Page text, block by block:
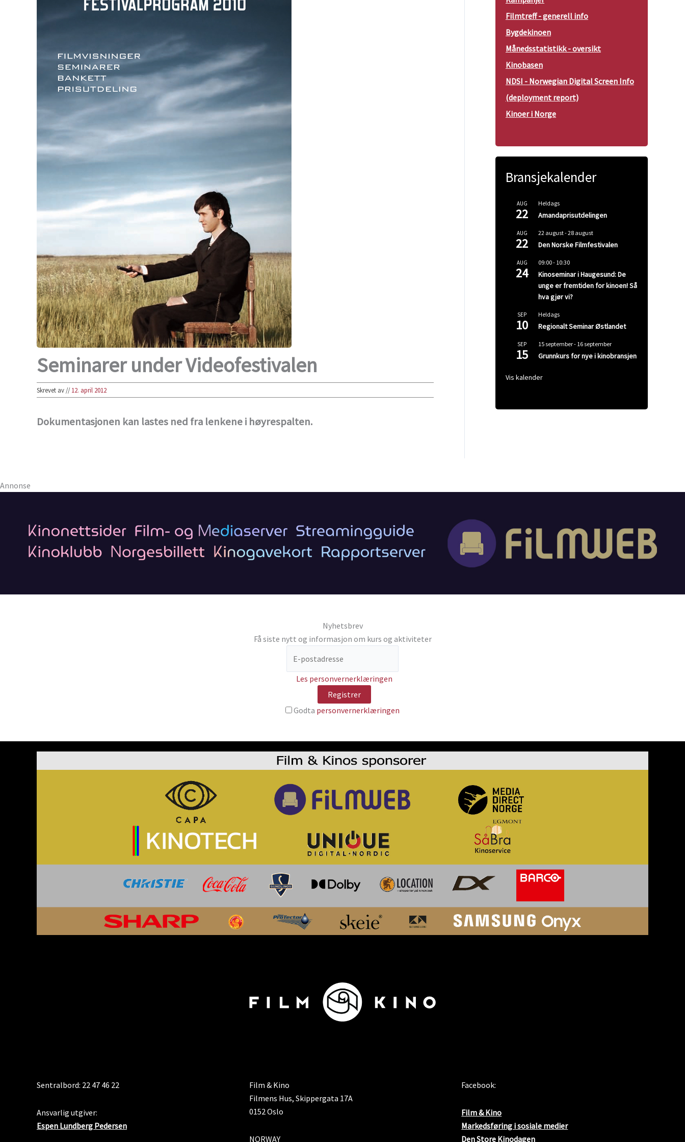
Seminarer under Videofestivalen
Skrevet av //12. april 2012
Dokumentasjonen kan lastes ned fra lenkene i høyrespalten.
Filmtreff - generell info
Bygdekinoen
Månedsstatistikk - oversikt
Kinobasen
NDSI - Norwegian Digital Screen Info
(deployment report)
Kinoer i Norge
Bransjekalender
AUG
22
Heldags
Amandaprisutdelingen
AUG
22
22 august-28 august
Den Norske Filmfestivalen
AUG
24
09:00- 10:30
Kinoseminar i Haugesund: De
unge er fremtiden for kinoen! Så
hva gjør vi?
SEP
10
Heldags
Regionalt Seminar Østlandet
SEP
15
15 september- 16 september
Grunnkurs for nye i kinobransjen
Vis kalender
Annonse
Nyhetsbrev
Få siste nytt og informasjon om kurs og aktiviteter
Les personvernerklæringen
Godta personvernerklæringen
Sentralbord: 22 47 46 22
Ansvarlig utgiver:
Espen Lundberg Pedersen
Film & Kino
Filmens Hus, Skippergata 17A
0152 Oslo
NORWAY
Facebook:
Film & Kino
Markedsføring i sosiale medier
Den Store Kinodagen